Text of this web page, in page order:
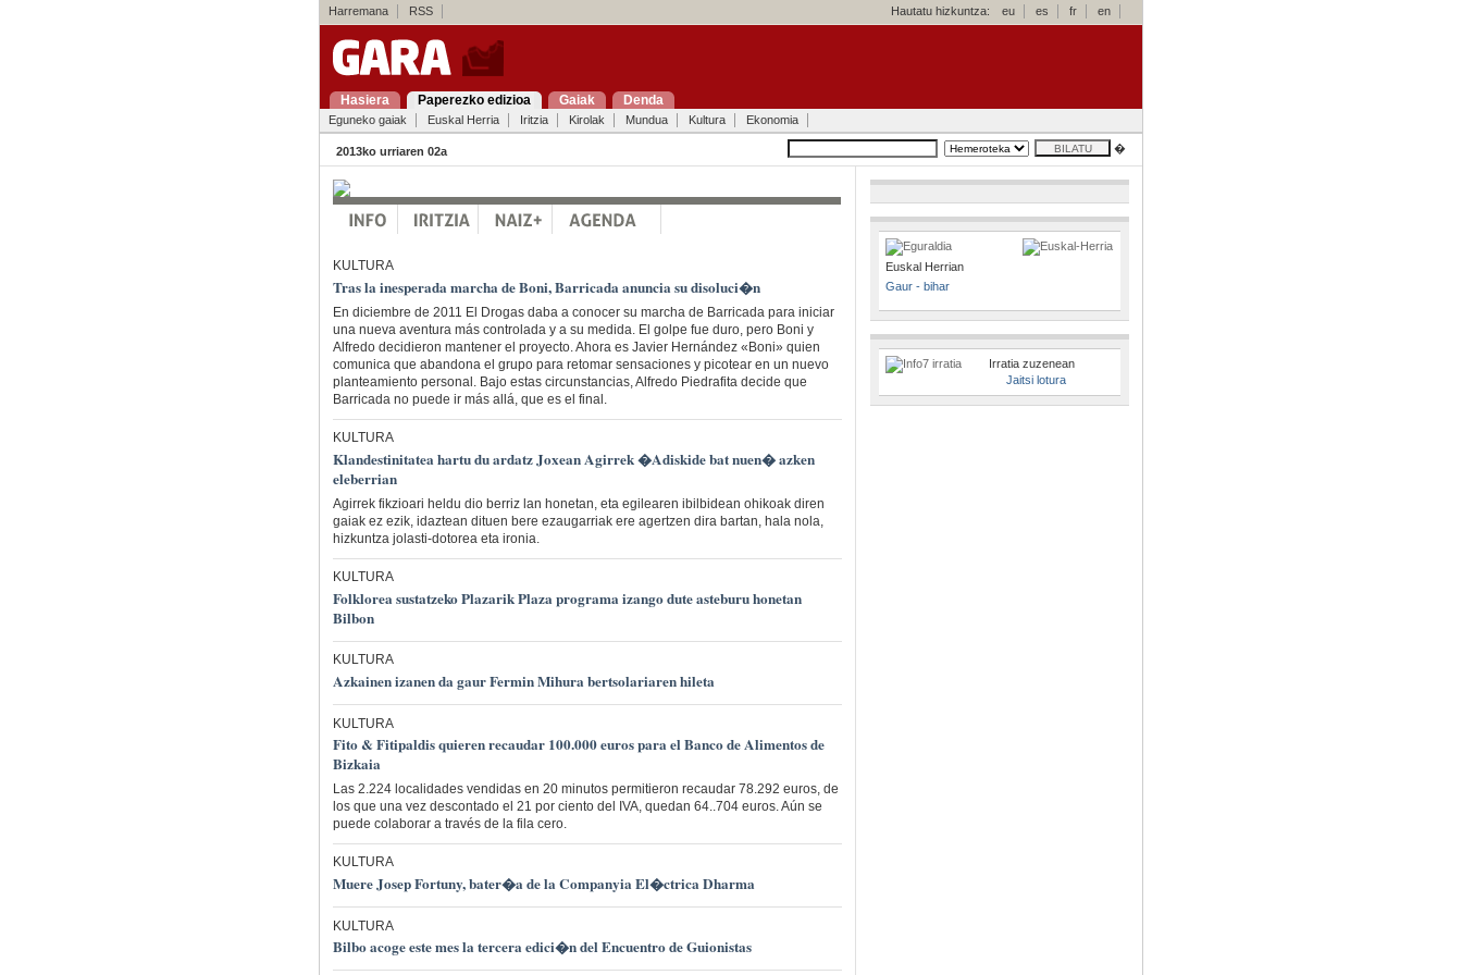
Harremana RSS Hautatu hizkuntza: eu es fr en
Hasiera Paperezko edizioa Gaiak Denda
Eguneko gaiak Euskal Herria Iritzia Kirolak Mundua Kultura Ekonomia
2013ko urriaren 02a �
KULTURA
Tras la inesperada marcha de Boni, Barricada anuncia su disoluci�n
En diciembre de 2011 El Drogas daba a conocer su marcha de Barricada para iniciar
una nueva aventura más controlada y a su medida. El golpe fue duro, pero Boni y
Alfredo decidieron mantener el proyecto. Ahora es Javier Hernández «Boni» quien
comunica que abandona el grupo para retomar sensaciones y picotear en un nuevo
planteamiento personal. Bajo estas circunstancias, Alfredo Piedrafita decide que
Barricada no puede ir más allá, que es el final.
KULTURA
Klandestinitatea hartu du ardatz Joxean Agirrek �Adiskide bat nuen� azken
eleberrian
Agirrek fikzioari heldu dio berriz lan honetan, eta egilearen ibilbidean ohikoak diren
gaiak ez ezik, idaztean dituen bere ezaugarriak ere agertzen dira bartan, hala nola,
hizkuntza jolasti-dotorea eta ironia.
KULTURA
Folklorea sustatzeko Plazarik Plaza programa izango dute asteburu honetan
Bilbon
KULTURA
Azkainen izanen da gaur Fermin Mihura bertsolariaren hileta
KULTURA
Fito & Fitipaldis quieren recaudar 100.000 euros para el Banco de Alimentos de
Bizkaia
Las 2.224 localidades vendidas en 20 minutos permitieron recaudar 78.292 euros, de
los que una vez descontado el 21 por ciento del IVA, quedan 64..704 euros. Aún se
puede colaborar a través de la fila cero.
KULTURA
Muere Josep Fortuny, bater�a de la Companyia El�ctrica Dharma
KULTURA
Bilbo acoge este mes la tercera edici�n del Encuentro de Guionistas
Euskal Herrian
Gaur - bihar
Irratia zuzenean
Jaitsi lotura